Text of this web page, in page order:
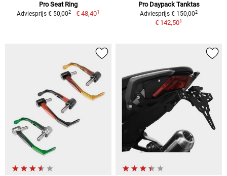
Pro Seat Ring
Adviesprijs € 50,002 € 48,401
Pro Daypack Tanktas
Adviesprijs € 150,002
€ 142,501